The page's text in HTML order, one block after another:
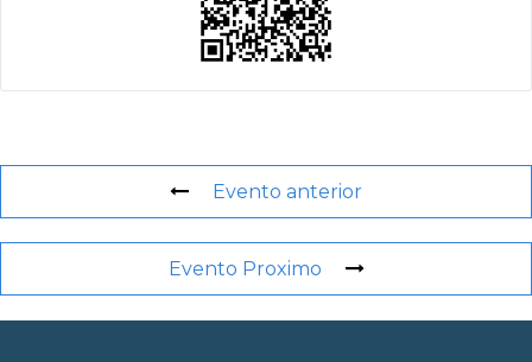
Evento anterior
Evento Proximo